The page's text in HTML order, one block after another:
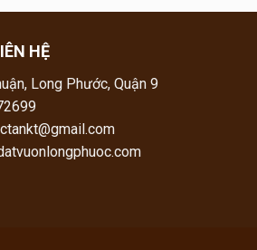
HỆ
Long Phước, Quận 9